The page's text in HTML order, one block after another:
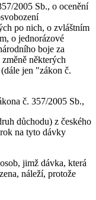
2005 Sb., o ocenění
po nich, o zvláštním
o jednorázové
boje za
některých
jen "zákon č.
č. 357/2005 Sb.,
důchodu) z českého
na tyto dávky
jimž dávka, která
náleží, protože